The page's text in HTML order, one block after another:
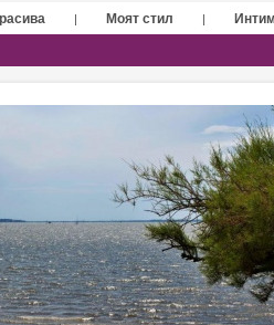
| Моят стил |